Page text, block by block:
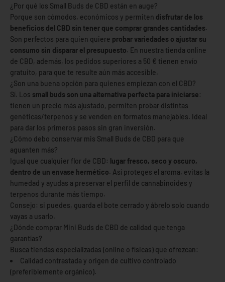
¿Por qué los Small Buds de CBD están en auge?
Porque son cómodos, económicos y permiten disfrutar de los
beneficios del CBD sin tener que comprar grandes cantidades.
Son perfectos para quien quiere probar variedades o ajustar su
consumo sin disparar el presupuesto. En nuestra tienda online
de CBD, además, los pedidos superiores a 50 € tienen envío
gratuito, para que te resulte aún más accesible.
¿Son una buena opción para quienes empiezan con el CBD?
Sí. Los small buds son una alternativa perfecta para iniciarse:
tienen un precio más ajustado, permiten probar distintas
genéticas/terpenos y se venden en formatos manejables. Ideal
para dar los primeros pasos sin gran inversión.
¿Cómo debo conservar mis Small Buds de CBD para que
aguanten más?
Igual que cualquier flor de CBD: lugar fresco, seco y oscuro,
dentro de un envase hermético. Así proteges el aroma, evitas la
humedad y ayudas a preservar el perfil de cannabinoides y
terpenos durante más tiempo.
Consejo: si puedes, guarda el bote cerrado y ábrelo solo cuando
vayas a usarlo.
¿Dónde comprar Mini Buds de CBD de calidad que tenga
garantías?
Busca tiendas especializadas (online o físicas) que ofrezcan:
Calidad contrastada y origen de cultivo controlado
(preferiblemente orgánico).